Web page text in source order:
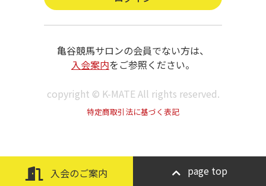
亀谷競馬サロンの会員でない方は、
入会案内をご参照ください。
copyright © K-MATE All rights reserved.
特定商取引法に基づく表記
入会のご案内 page top